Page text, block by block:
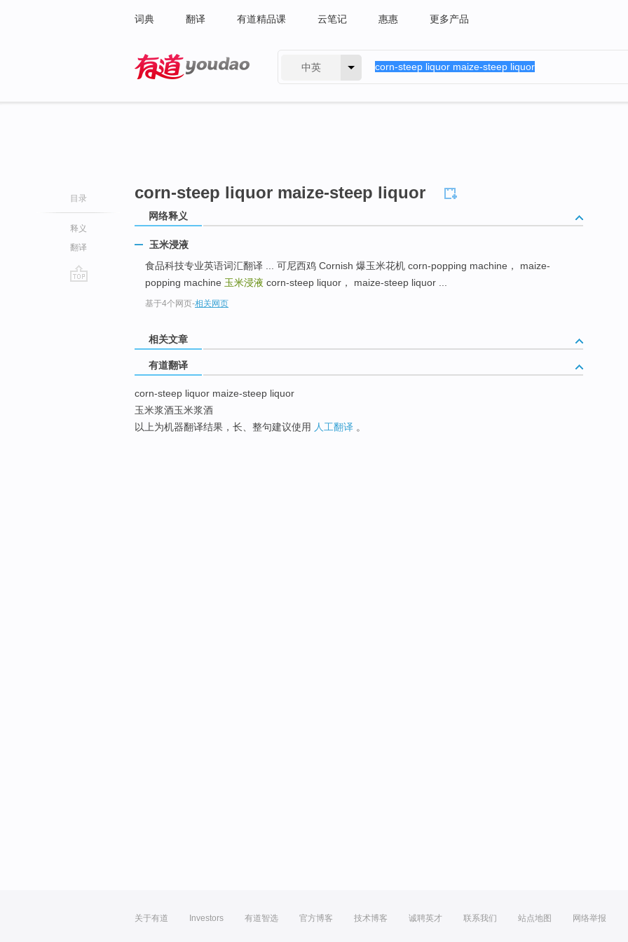
词典 翻译 有道精品课 云笔记 惠惠 更多产品
中英
目录
释义
翻译
corn-steep liquor maize-steep liquor
网络释义
玉米浸液
食品科技专业英语词汇翻译 ... 可尼西鸡 Cornish 爆玉米花机 corn-popping machine， maize-
popping machine 玉米浸液 corn-steep liquor， maize-steep liquor ...
基于4个网页-相关网页
相关文章
有道翻译
corn-steep liquor maize-steep liquor
玉米浆酒玉米浆酒
以上为机器翻译结果，长、整句建议使用 人工翻译 。
关于有道 Investors 有道智选 官方博客 技术博客 诚聘英才 联系我们 站点地图 网络举报